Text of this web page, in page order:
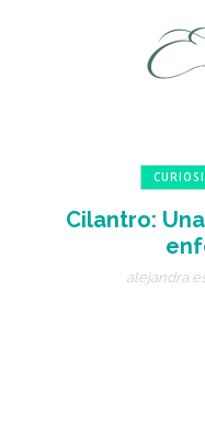
Cilantro:
alejandra